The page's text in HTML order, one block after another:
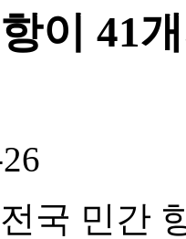
이 41
국 민간